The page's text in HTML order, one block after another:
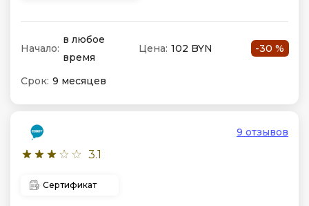
Начало:
в любое
время
Цена: 102 BYN -30 %
Срок: 9 месяцев
3.1
9 отзывов
Сертификат